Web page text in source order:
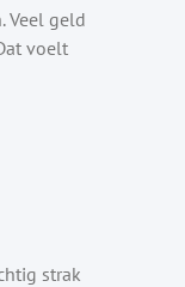
Veel geld
voelt
strak